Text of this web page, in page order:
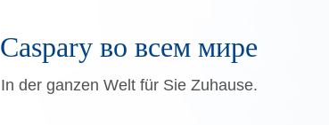
Caspary во всем мире
In der ganzen Welt für Sie Zuhause.